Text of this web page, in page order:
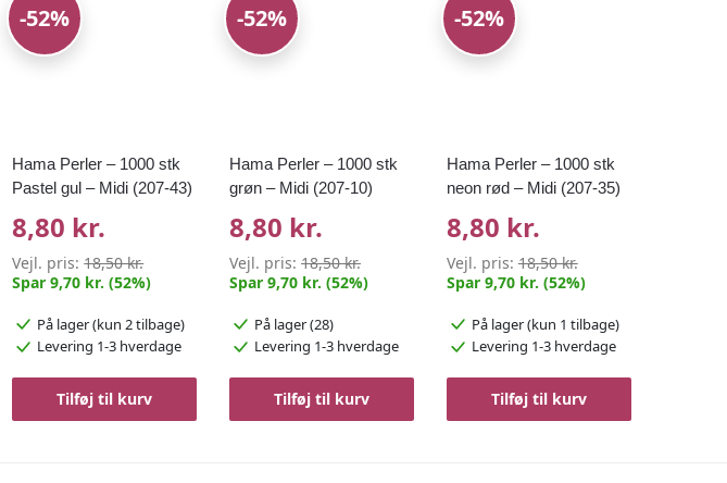
-52%
Hama Perler – 1000 stk
Pastel gul – Midi (207-43)
8,80 kr.
Vejl. pris:18,50 kr.
Spar 9,70 kr. (52%)
På lager(kun 2 tilbage)
Levering 1-3 hverdage
Tilføj til kurv
-52%
Hama Perler – 1000 stk
grøn – Midi (207-10)
8,80 kr.
Vejl. pris:18,50 kr.
Spar 9,70 kr. (52%)
På lager (28)
Levering 1-3 hverdage
Tilføj til kurv
-52%
Hama Perler – 1000 stk
neon rød – Midi (207-35)
8,80 kr.
Vejl. pris:18,50 kr.
Spar 9,70 kr. (52%)
På lager(kun 1 tilbage)
Levering 1-3 hverdage
Tilføj til kurv